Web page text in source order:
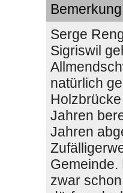
Bemerkung
Serge
Sigriswil
natürlich
Jahren
Jahren
Gemeinde.
zwar